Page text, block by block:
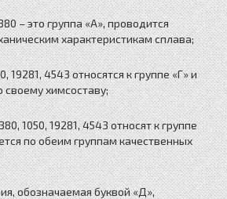
– это группа «А», проводится
характеристикам сплава;
19281, 4543 относятся к группе «Г» и
своему химсоставу;
1050, 19281, 4543 относят к группе
по обеим группам качественных
обозначаемая буквой «Д»,